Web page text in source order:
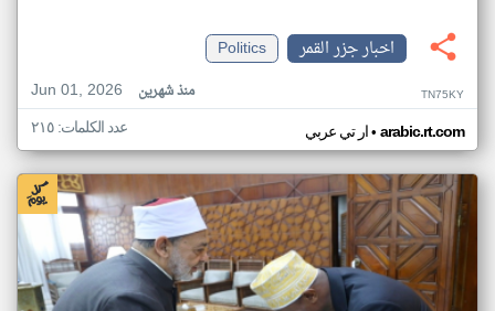
اخبار جزر القمر
Politics
Jun 01, 2026
منذ شهرين TN75KY
ار تي عربي• arabic.rt.com عدد الكلمات: ٢١٥